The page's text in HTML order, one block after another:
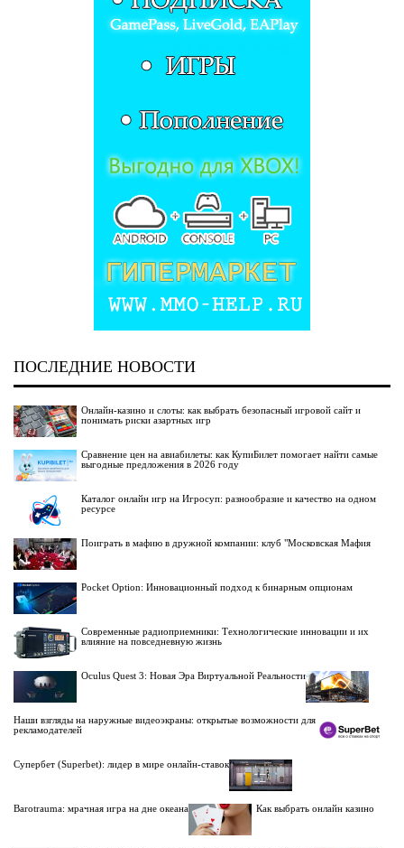
ПОСЛЕДНИЕ НОВОСТИ
Онлайн-казино и слоты: как выбрать безопасный игровой сайт и
понимать риски азартных игр
Сравнение цен на авиабилеты: как КупиБилет помогает найти самые
выгодные предложения в 2026 году
Каталог онлайн игр на Игросуп: разнообразие и качество на одном
ресурсе
Поиграть в мафию в дружной компании: клуб "Московская Мафия
Pocket Option: Инновационный подход к бинарным опционам
Современные радиоприемники: Технологические инновации и их
влияние на повседневную жизнь
Oculus Quest 3: Новая Эра Виртуальной Реальности
Наши взгляды на наружные видеоэкраны: открытые возможности для
рекламодателей
Супербет (Superbet): лидер в мире онлайн-ставок
Barotrauma: мрачная игра на дне океана Как выбрать онлайн казино